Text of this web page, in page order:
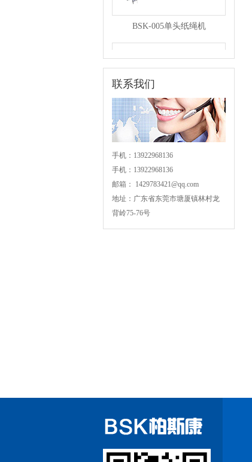
BSK-005单头纸绳机
BSK-004分条机
联系我们
手机：13922968136
手机：13922968136
邮箱： 1429783421@qq.com
地址：广东省东莞市塘厦镇林村龙
背岭75-76号